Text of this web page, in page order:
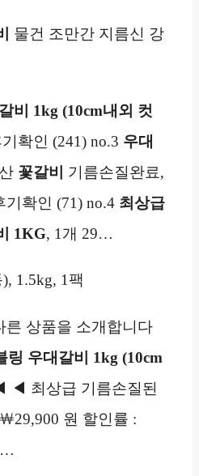
물건 조만간 지름신 강
비 1kg (10cm내외 컷
확인 (241) no.3 우대
꽃갈비
기름손질완료,
기확인 (71) no.4 최상급
1KG, 1개 29…
1.5kg, 1팩
른 상품을 소개합니다
링 우대갈비 1kg (10cm
◀ 최상급 기름손질된
29,900 원 할인률 :
…